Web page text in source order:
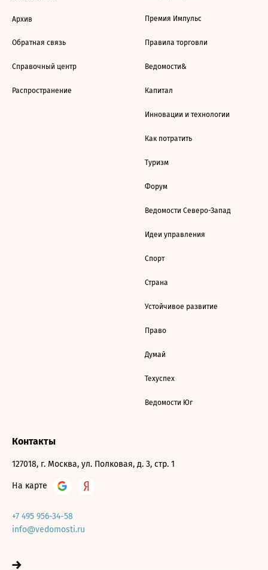
Архив
Обратная связь
Справочный центр
Распространение
Премия Импульс
Правила торговли
Ведомости&
Капитал
Инновации и технологии
Как потратить
Туризм
Форум
Ведомости Северо-Запад
Идеи управления
Спорт
Страна
Устойчивое развитие
Право
Думай
Техуспех
Ведомости Юг
Контакты
127018, г. Москва, ул. Полковая, д. 3, стр. 1
На карте
+7 495 956-34-58
info@vedomosti.ru